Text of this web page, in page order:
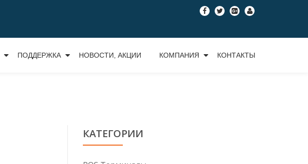
fa- fa- fa-
plus-
square
fa-
ПОДДЕРЖКА НОВОСТИ, АКЦИИ КОМПАНИЯ КОНТАКТЫ
КАТЕГОРИИ